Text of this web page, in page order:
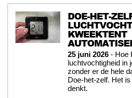
DOE-HET-
KWEEKTENT
25 juni 2026 - Hoe
luchtvochtigheid in
zonder er de hele
Doe-het-zelf. Het
denkt.